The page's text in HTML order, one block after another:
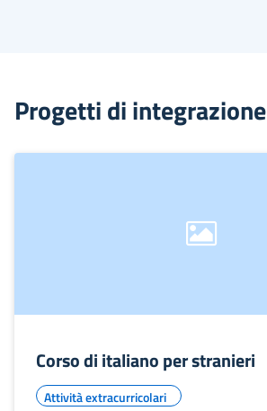
Progetti di integrazione
Corso di italiano per stranieri
Attività extracurricolari